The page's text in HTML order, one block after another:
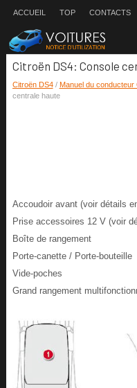
ACCUEIL TOP CONTACTS
Citroën DS4: Console
Citroën DS4/ Manuel du conducteur
centrale haute
Accoudoir avant (voir détails
Prise accessoires 12 V (voir
Boîte de rangement
Porte-canette / Porte-bouteille
Vide-poches
Grand rangement